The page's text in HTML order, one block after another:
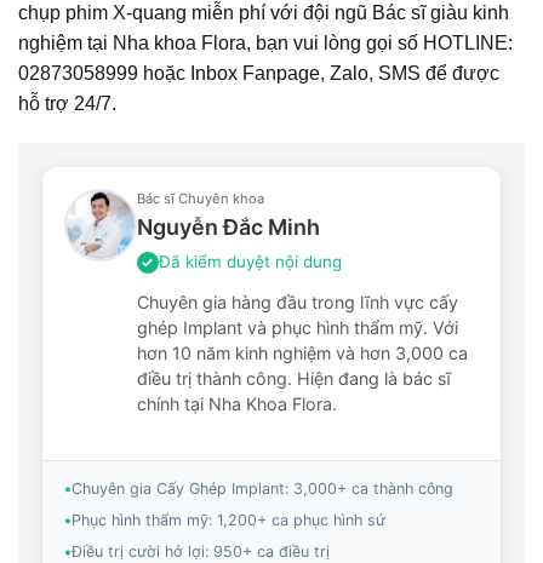
chụp phim X-quang miễn phí với đội ngũ Bác sĩ giàu kinh
nghiệm tại Nha khoa Flora, bạn vui lòng gọi số HOTLINE:
02873058999 hoặc Inbox Fanpage, Zalo, SMS để được
hỗ trợ 24/7.
Bác sĩ Chuyên khoa
Nguyễn Đắc Minh
✓ Đã kiểm duyệt nội dung
Chuyên gia hàng đầu trong lĩnh vực cấy
ghép Implant và phục hình thẩm mỹ. Với
hơn 10 năm kinh nghiệm và hơn 3,000 ca
điều trị thành công. Hiện đang là bác sĩ
chính tại Nha Khoa Flora.
•Chuyên gia Cấy Ghép Implant: 3,000+ ca thành công
•Phục hình thẩm mỹ: 1,200+ ca phục hình sứ
•Điều trị cười hở lợi: 950+ ca điều trị